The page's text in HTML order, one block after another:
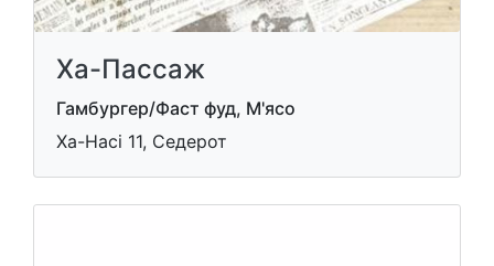
Ха-Пассаж
Гамбургер/Фаст фуд, М'ясо
Ха-Насі 11, Седерот